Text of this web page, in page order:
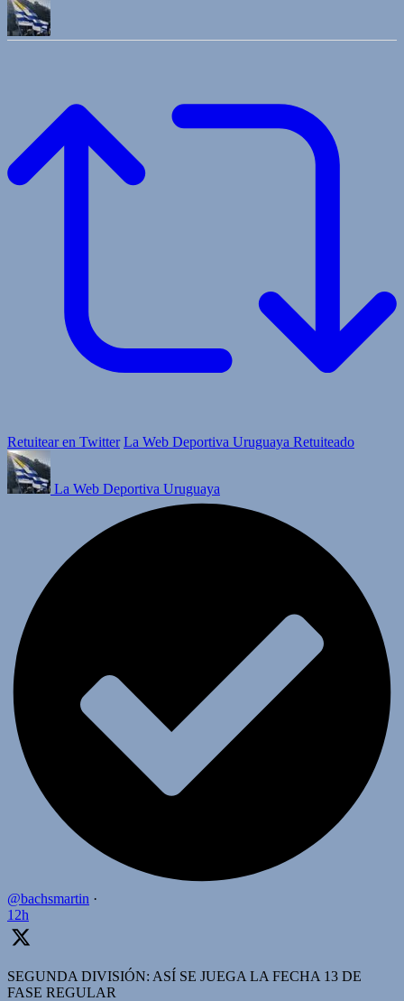
Retuitear en Twitter La Web Deportiva Uruguaya Retuiteado
La Web Deportiva Uruguaya
@bachsmartin ·
12h
SEGUNDA DIVISIÓN: ASÍ SE JUEGA LA FECHA 13 DE
FASE REGULAR